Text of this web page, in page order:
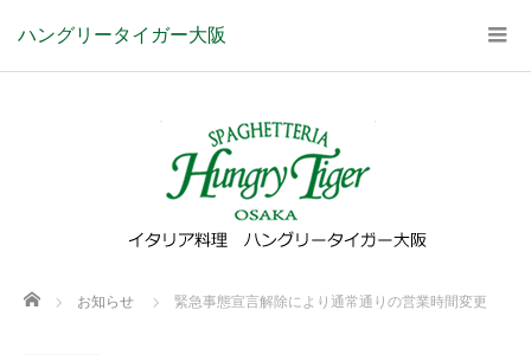
ハングリータイガー大阪
Home お知らせ 緊急事態宣言解除により通常通りの営業時間変更